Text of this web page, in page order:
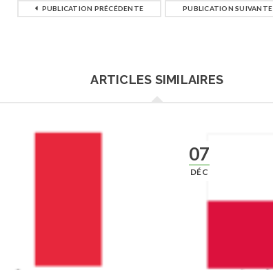
PUBLICATION PRÉCÉDENTE PUBLICATION SUIVANTE
ARTICLES SIMILAIRES
07
DÉC